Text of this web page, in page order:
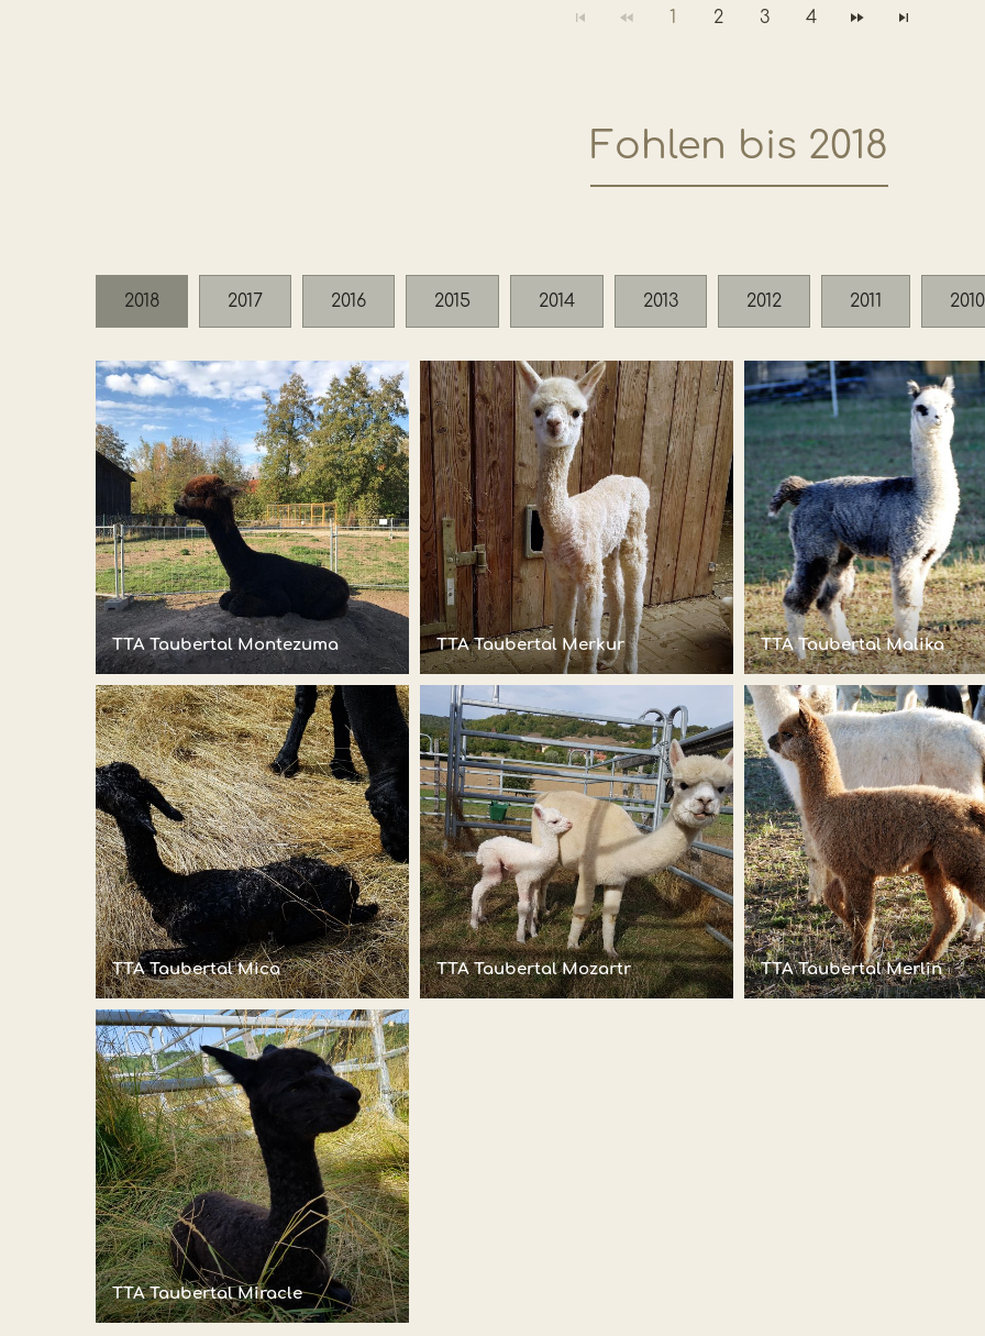
1 2 3 4
Fohlen bis 2018
2018 2017 2016 2015 2014 2013 2012 2011 2010
TTA Taubertal Montezuma TTA Taubertal Merkur TTA Taubertal Malika
TTA Taubertal Mica TTA Taubertal Mozartr TTA Taubertal Merlin
TTA Taubertal Miracle